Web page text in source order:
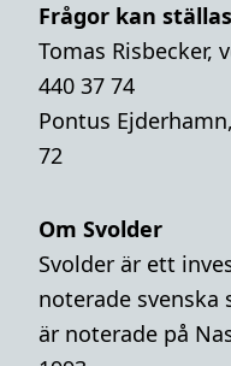
Frågor kan
Tomas Risbecker,
440 37 74
Pontus
72
Om Svolder
Svolder är ett
noterade svenska
är noterade på